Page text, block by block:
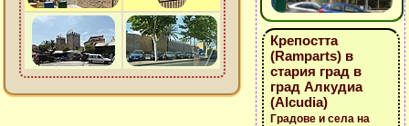
Крепостта
(Ramparts) в
стария град в
град Алкудиа
(Alcudia)
Градове и села на